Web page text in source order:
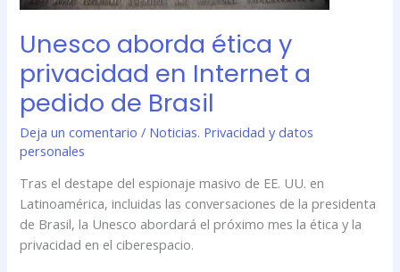
Unesco aborda ética y
privacidad en Internet a
pedido de Brasil
Deja un comentario / Noticias. Privacidad y datos
personales
Tras el destape del espionaje masivo de EE. UU. en
Latinoamérica, incluidas las conversaciones de la presidenta
de Brasil, la Unesco abordará el próximo mes la ética y la
privacidad en el ciberespacio.